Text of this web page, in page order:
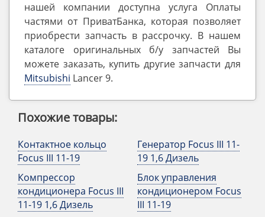
нашей компании доступна услуга Оплаты
частями от ПриватБанка, которая позволяет
приобрести запчасть в рассрочку. В нашем
каталоге оригинальных б/у запчастей Вы
можете заказать, купить другие запчасти для
Mitsubishi Lancer 9.
Похожие товары:
Контактное кольцо
Focus III 11-19
Компрессор
кондиционера Focus III
11-19 1,6 Дизель
Генератор Focus III 11-
19 1,6 Дизель
Блок управления
кондиционером Focus
III 11-19